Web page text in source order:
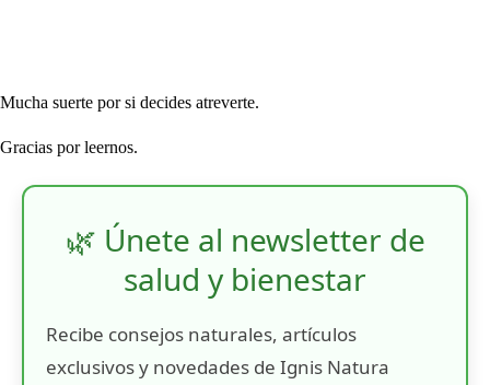
Mucha suerte por si decides atreverte.
Gracias por leernos.
🌿 Únete al newsletter de
salud y bienestar
Recibe consejos naturales, artículos
exclusivos y novedades de Ignis Natura